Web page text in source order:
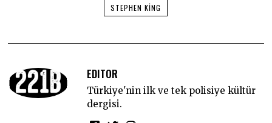
STEPHEN KING
EDITOR
Türkiye'nin ilk ve tek polisiye kültür
dergisi.